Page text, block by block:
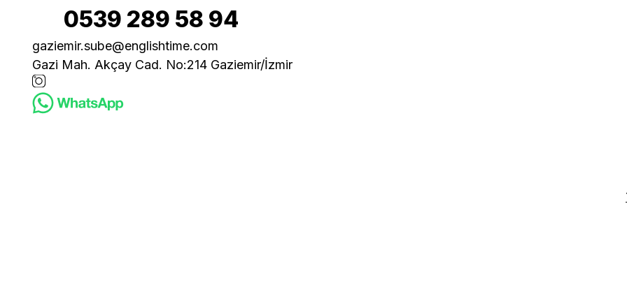
0539 289 58 94
gaziemir.sube@englishtime.com
Gazi Mah. Akçay Cad. No:214 Gaziemir/İzmir